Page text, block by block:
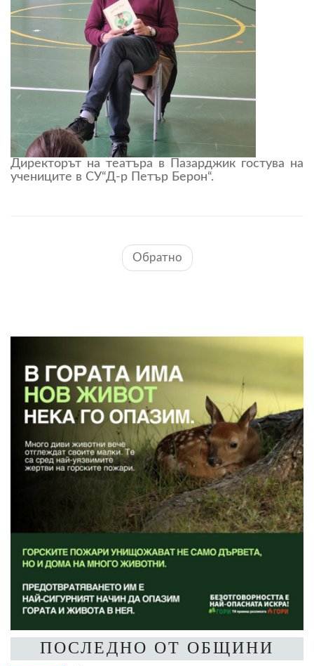
Директорът на театъра в Пазарджик гостува на
учениците в СУ“Д-р Петър Берон“.
Обратно
ПОСЛЕДНО ОТ ОБЩИНИ